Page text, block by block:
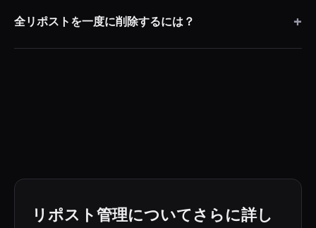
トを解除しても、元の動画クリエイターには何の通知も届き
全リポストを一度に削除するには？ +
リポスト管理についてさらに詳し